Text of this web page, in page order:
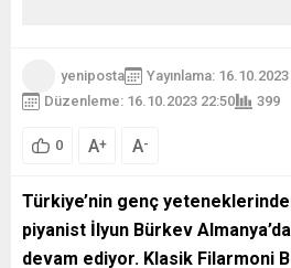
yeniposta
Yayınlama: 16.10.2023
Düzenleme: 16.10.2023 22:50
399
0 A+ A-
Türkiye’nin genç
piyanist İlyun Bürkev
devam ediyor. Klasik Filarmoni